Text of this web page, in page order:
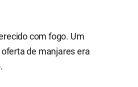
com fogo. Um
de manjares era